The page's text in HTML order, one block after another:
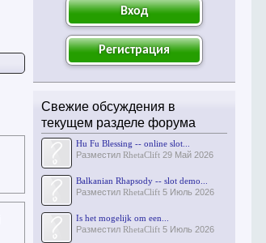
Вход
Регистрация
Свежие обсуждения в
текущем разделе форума
Hu Fu Blessing -- online slot...
Разместил RhetaClift 29 Май 2026
Balkanian Rhapsody -- slot demo...
Разместил RhetaClift 5 Июль 2026
Is het mogelijk om een...
Разместил RhetaClift 5 Июль 2026